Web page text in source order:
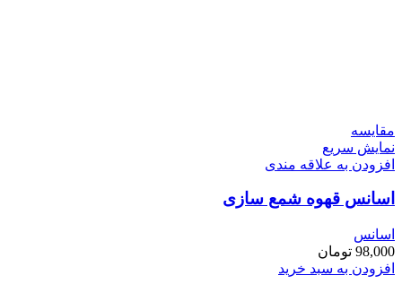
مقايسه
نمایش سریع
افزودن به علاقه مندی
اسانس قهوه شمع سازی
اسانس
98,000 تومان
افزودن به سبد خرید